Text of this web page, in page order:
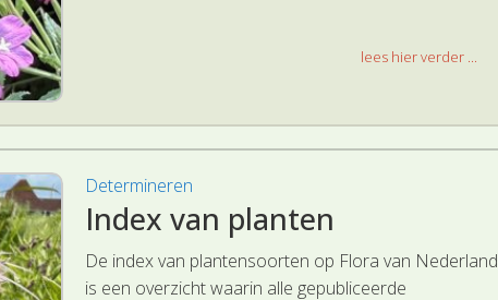
lees hier verder ...
Determineren
Index van planten
De index van plantensoorten op Flora van Nederland
is een overzicht waarin alle gepubliceerde